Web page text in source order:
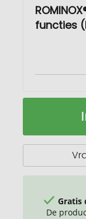
functies
ROMINOX®
//
Op
Gratis
De